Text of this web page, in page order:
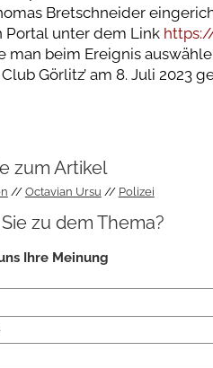
Bretschneider
Portal unter dem Link
man beim Ereignis
Görlitz’ am 8. Juli 2023
zum Artikel
Octavian Ursu Polizei
zu dem Thema?
Ihre Meinung